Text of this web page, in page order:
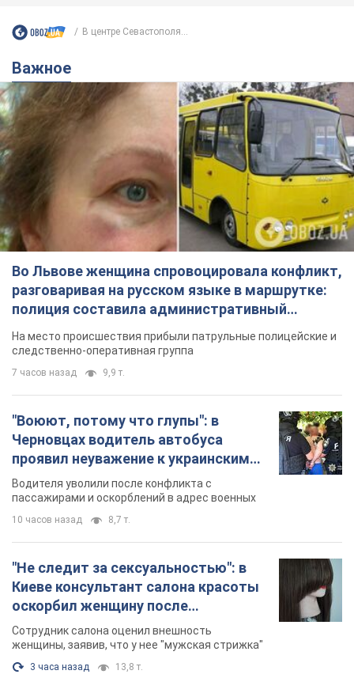
В центре Севастополя...
Важное
Во Львове женщина спровоцировала конфликт,
разговаривая на русском языке в маршрутке:
полиция составила административный
протокол. Видео
На место происшествия прибыли патрульные полицейские и
следственно-оперативная группа
7 часов назад 9,9 т.
"Воюют, потому что глупы": в
Черновцах водитель автобуса
проявил неуважение к украинским
военным и поплатился за это.
Видео
Водителя уволили после конфликта с
пассажирами и оскорблений в адрес военных
10 часов назад 8,7 т.
"Не следит за сексуальностью": в
Киеве консультант салона красоты
оскорбил женщину после
химиотерапии, разгорелся скандал.
Фото
Сотрудник салона оценил внешность
женщины, заявив, что у нее "мужская стрижка"
3 часа назад 13,8 т.